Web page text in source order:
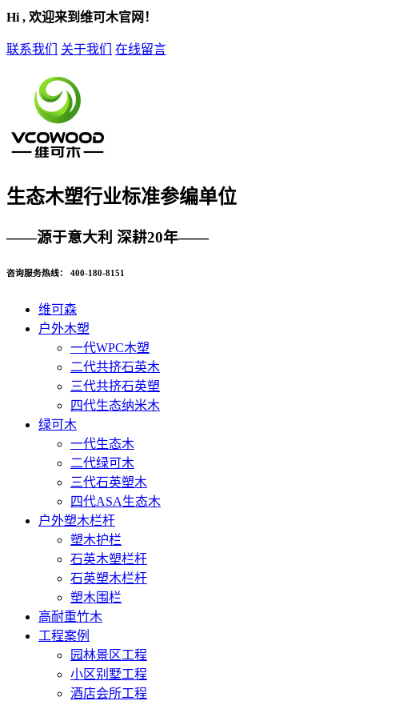
Hi , 欢迎来到维可木官网！
联系我们 关于我们 在线留言
生态木塑行业标准参编单位
——源于意大利 深耕20年——
咨询服务热线： 400-180-8151
维可森
户外木塑
一代WPC木塑
二代共挤石英木
三代共挤石英塑
四代生态纳米木
绿可木
一代生态木
二代绿可木
三代石英塑木
四代ASA生态木
户外塑木栏杆
塑木护栏
石英木塑栏杆
石英塑木栏杆
塑木围栏
高耐重竹木
工程案例
园林景区工程
小区别墅工程
酒店会所工程